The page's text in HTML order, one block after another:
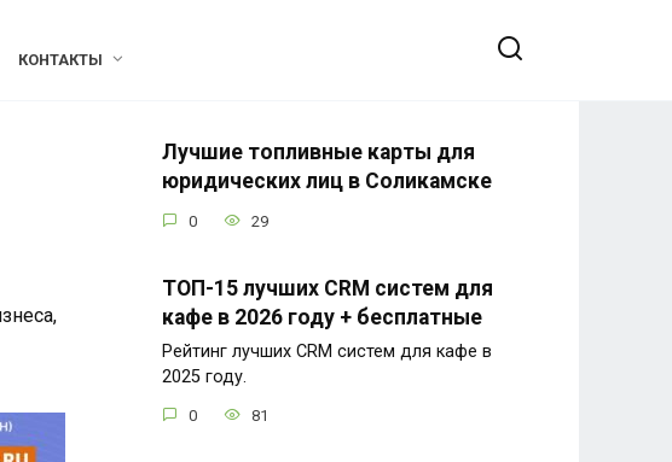
КОНТАКТЫ
Лучшие топливные карты для
юридических лиц в Соликамске
0 29
ТОП-15 лучших CRM систем для
кафе в 2026 году + бесплатные
Рейтинг лучших CRM систем для кафе в
2025 году.
0 81